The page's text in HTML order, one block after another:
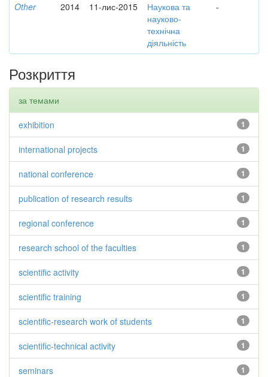
Other 2014 11-лис-2015
Наукова та
науково-
технічна
діяльність
-
Розкриття
за темами
1
exhibition
1
international projects
1
national conference
1
publication of research results
1
regional conference
1
research school of the faculties
1
scientific activity
1
scientific training
1
scientific-research work of students
1
scientific-technical activity
1
seminars